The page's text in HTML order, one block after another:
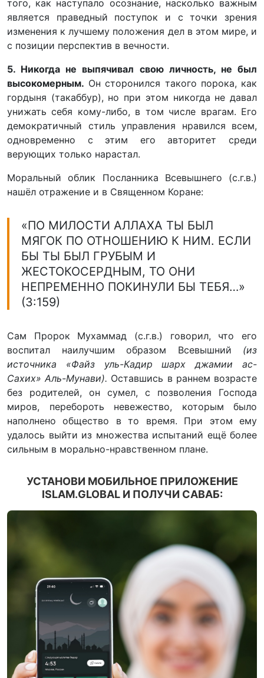
того, как наступало осознание, насколько важным
является праведный поступок и с точки зрения
изменения к лучшему положения дел в этом мире, и
с позиции перспектив в вечности.
5. Никогда не выпячивал свою личность, не был
высокомерным. Он сторонился такого порока, как
гордыня (такаббур), но при этом никогда не давал
унижать себя кому-либо, в том числе врагам. Его
демократичный стиль управления нравился всем,
одновременно с этим его авторитет среди
верующих только нарастал.
Моральный облик Посланника Всевышнего (с.г.в.)
нашёл отражение и в Священном Коране:
«ПО МИЛОСТИ АЛЛАХА ТЫ БЫЛ
МЯГОК ПО ОТНОШЕНИЮ К НИМ. ЕСЛИ
БЫ ТЫ БЫЛ ГРУБЫМ И
ЖЕСТОКОСЕРДНЫМ, ТО ОНИ
НЕПРЕМЕННО ПОКИНУЛИ БЫ ТЕБЯ…»
(3:159)
Сам Пророк Мухаммад (с.г.в.) говорил, что его
воспитал наилучшим образом Всевышний (из
источника «Файз уль-Кадир шарх джамии ас-
Сахих» Аль-Мунави). Оставшись в раннем возрасте
без родителей, он сумел, с позволения Господа
миров, перебороть невежество, которым было
наполнено общество в то время. При этом ему
удалось выйти из множества испытаний ещё более
сильным в морально-нравственном плане.
УСТАНОВИ МОБИЛЬНОЕ ПРИЛОЖЕНИЕ
ISLAM.GLOBAL И ПОЛУЧИ САВАБ: